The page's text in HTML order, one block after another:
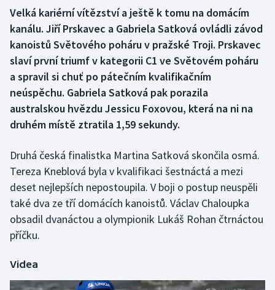
Box
Curling
Dostihy
Florbal
Futsal
Golf
Gymnastika
Házená
Jezdectví
Velká kariérní vítězství a ještě k tomu na domácím
kanálu. Jiří Prskavec a Gabriela Satková ovládli závod
kanoistů Světového poháru v pražské Troji. Prskavec
slaví první triumf v kategorii C1 ve Světovém poháru
a spravil si chuť po pátečním kvalifikačním
neúspěchu. Gabriela Satková pak porazila
australskou hvězdu Jessicu Foxovou, která na ni na
druhém místě ztratila 1,59 sekundy.
Druhá česká finalistka Martina Satková skončila osmá.
Tereza Kneblová byla v kvalifikaci šestnáctá a mezi
deset nejlepších nepostoupila. V boji o postup neuspěli
také dva ze tří domácích kanoistů. Václav Chaloupka
obsadil dvanáctou a olympionik Lukáš Rohan čtrnáctou
příčku.
Videa